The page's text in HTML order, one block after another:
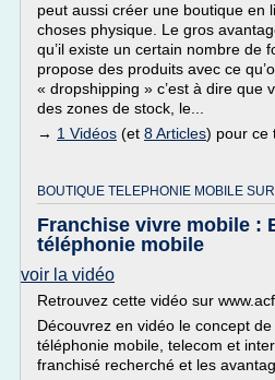
peut aussi créer une boutique en
choses physique. Le gros
qu’il existe un certain nombre de
propose des produits avec ce
« dropshipping » c’est à dire que
des zones de stock, le...
→ 1 Vidéos (et 8 Articles) pour ce
BOUTIQUE TELEPHONIE MOBILE
Franchise vivre mobile :
téléphonie mobile
voir la vidéo
Retrouvez cette vidéo sur
Découvrez en vidéo le concept
téléphonie mobile, telecom et
franchisé recherché et les